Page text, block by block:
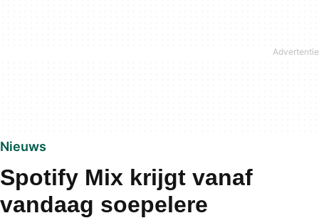
Nieuws
Spotify Mix krijgt vanaf
vandaag soepelere